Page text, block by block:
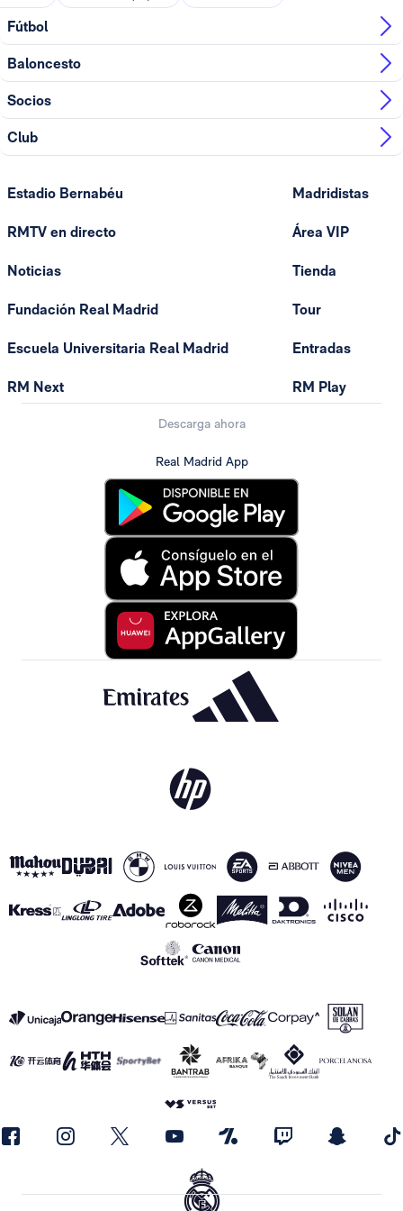
Fútbol
Baloncesto
Socios
Club
Estadio Bernabéu
RMTV en directo
Noticias
Fundación Real Madrid
Escuela Universitaria Real Madrid
RM Next
Madridistas
Área VIP
Tienda
Tour
Entradas
RM Play
Descarga ahora
Real Madrid App